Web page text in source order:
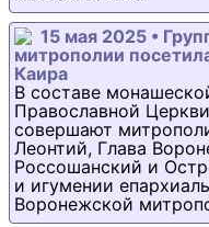
15 мая 2025 •
митрополии
Каира
В составе
Православной
совершают
Леонтий, Глава
Россошанский и
и игумении
Воронежской